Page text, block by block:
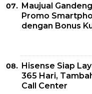
Maujual
Promo
dengan Bonus
Hisense Siap
365 Hari,
Call Center